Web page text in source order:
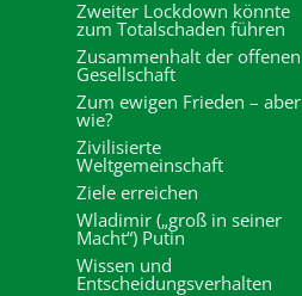
Zweiter Lockdown könnte
zum Totalschaden führen
Zusammenhalt der offenen
Gesellschaft
Zum ewigen Frieden – aber
wie?
Zivilisierte
Weltgemeinschaft
Ziele erreichen
Wladimir („groß in seiner
Macht“) Putin
Wissen und
Entscheidungsverhalten